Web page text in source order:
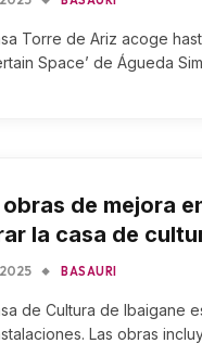
Torre de Ariz acoge
Space’ de Águeda
obras de mejora
la casa de
BASAURI
de Cultura de Ibaigane
Las obras